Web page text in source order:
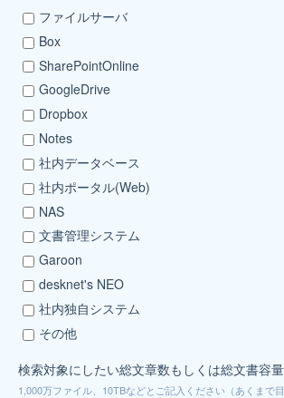
ファイルサーバ
Box
SharePointOnline
GoogleDrive
Dropbox
Notes
社内データベース
社内ポータル(Web)
NAS
文書管理システム
Garoon
desknet's NEO
社内独自システム
その他
検索対象に​したい​総文章数も​しくは​総文書容量​
1,000万ファイル、10TBなどとご記入ください（あくまで